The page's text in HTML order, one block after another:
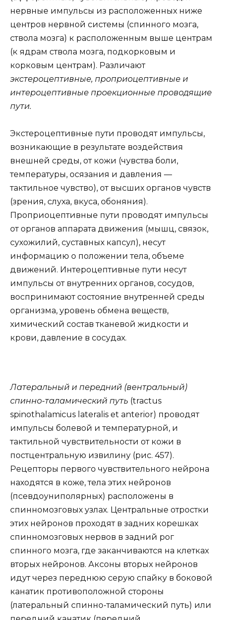
нервные импульсы из расположенных ниже
центров нервной системы (спинного мозга,
ствола мозга) к расположенным выше центрам
(к ядрам ствола мозга, подкорковым и
корковым центрам). Различают
экстероцептивные, проприоцептивные и
интероцептивные проекционные проводящие
пути.
Экстероцептивные пути проводят импульсы,
возникающие в результате воздействия
внешней среды, от кожи (чувства боли,
температуры, осязания и давления —
тактильное чувство), от высших органов чувств
(зрения, слуха, вкуса, обоняния).
Проприоцептивные пути проводят импульсы
от органов аппарата движения (мышц, связок,
сухожилий, суставных капсул), несут
информацию о положении тела, объеме
движений. Интероцептивные пути несут
импульсы от внутренних органов, сосудов,
воспринимают состояние внутренней среды
организма, уровень обмена веществ,
химический состав тканевой жидкости и
крови, давление в сосудах.
Латеральный и передний (вентральный)
спинно-таламический путь (tractus
spinothalamicus lateralis et anterior) проводят
импульсы болевой и температурной, и
тактильной чувствительности от кожи в
постцентральную извилину (рис. 457).
Рецепторы первого чувствительного нейрона
находятся в коже, тела этих нейронов
(псевдоуниполярных) расположены в
спинномозговых узлах. Центральные отростки
этих нейронов проходят в задних корешках
спинномозговых нервов в задний рог
спинного мозга, где заканчиваются на клетках
вторых нейронов. Аксоны вторых нейронов
идут через переднюю серую спайку в боковой
канатик противоположной стороны
(латеральный спинно-таламический путь) или